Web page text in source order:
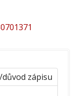
zápisu